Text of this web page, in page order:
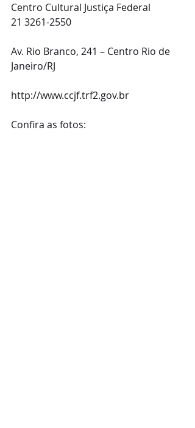
Centro Cultural Justiça Federal
21 3261-2550
Av. Rio Branco, 241 – Centro Rio de
Janeiro/RJ
http://www.ccjf.trf2.gov.br
Confira as fotos: